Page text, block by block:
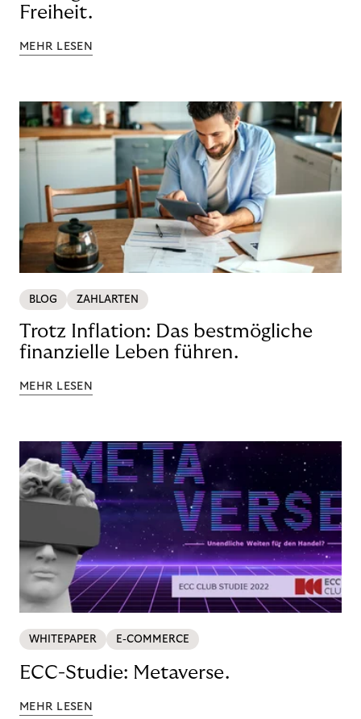
Freiheit.
MEHR LESEN
BLOG ZAHLARTEN
Trotz Inflation: Das bestmögliche
finanzielle Leben führen.
MEHR LESEN
WHITEPAPER E-COMMERCE
ECC-Studie: Metaverse.
MEHR LESEN